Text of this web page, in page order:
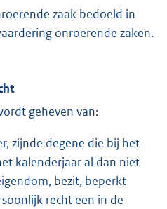
zaak bedoeld in
onroerende zaken.
geheven van:
zijnde degene die bij het
kalenderjaar al dan niet
bezit, beperkt
recht een in de